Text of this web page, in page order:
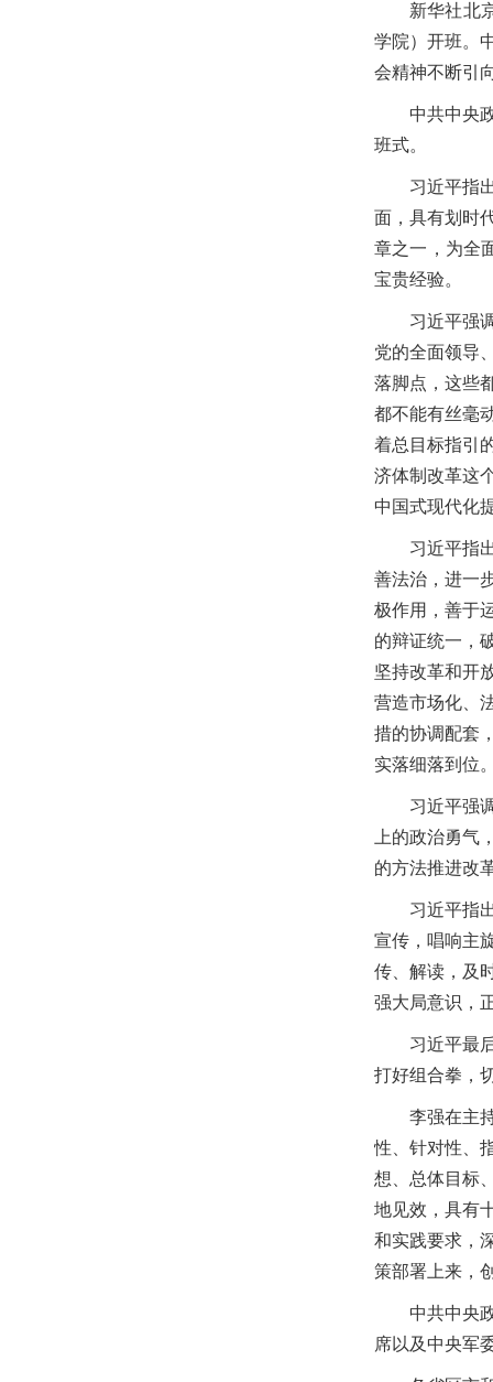
新华社北
学院）开班。
会精神不断引
中共中央
班式。
习近平指
面，具有划时
章之一，为全
宝贵经验。
习近平强
党的全面领导
落脚点，这些
都不能有丝毫
着总目标指引
济体制改革这
中国式现代化
习近平指
善法治，进一
极作用，善于
的辩证统一，
坚持改革和开
营造市场化、
措的协调配套
实落细落到位
习近平强
上的政治勇
的方法推进改
习近平指
宣传，唱响主
传、解读，及
强大局意识，
习近平最
打好组合拳，
李强在主
性、针对性、
想、总体目标
地见效，具有
和实践要求，
策部署上来，
中共中央
席以及中央军